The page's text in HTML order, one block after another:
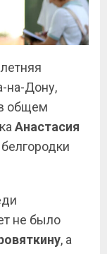
на-Дону,
общем
Анастасия
не было
, а